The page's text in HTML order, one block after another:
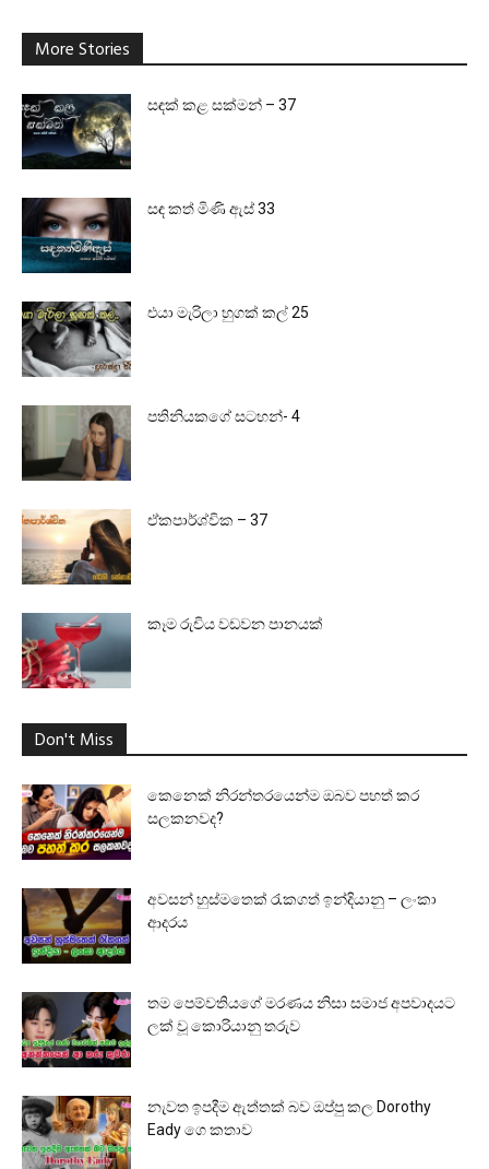
More Stories
සඳක් කළ සක්මන් – 37
සඳ කත් මිණි ඇස් 33
එයා මැරිලා හුගක් කල් 25
පතිනියකගේ සටහන්- 4
ඒකපාර්ශ්වික – 37
කෑම රුචිය වඩවන පානයක්
Don't Miss
කෙනෙක් නිරන්තරයෙන්ම ඔබව පහත් කර
සලකනවද?
අවසන් හුස්මතෙක් රැකගත් ඉන්දියානු – ලංකා
ආදරය
තම පෙම්වතියගේ මරණය නිසා සමාජ අපවාදයට
ලක් වූ කොරියානු තරුව
නැවත ඉපදීම ඇත්තක් බව ඔප්පු කල Dorothy
Eady ගෙ කතාව